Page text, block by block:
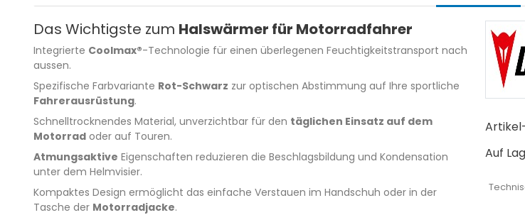
Das Wichtigste zum Halswärmer für Motorradfahrer
Integrierte Coolmax®-Technologie für einen überlegenen Feuchtigkeitstransport nach
aussen.
Spezifische Farbvariante Rot-Schwarz zur optischen Abstimmung auf Ihre sportliche
Fahrerausrüstung.
Schnelltrocknendes Material, unverzichtbar für den täglichen Einsatz auf dem
Motorrad oder auf Touren.
Atmungsaktive Eigenschaften reduzieren die Beschlagsbildung und Kondensation
unter dem Helmvisier.
Kompaktes Design ermöglicht das einfache Verstauen im Handschuh oder in der
Tasche der Motorradjacke.
Auf